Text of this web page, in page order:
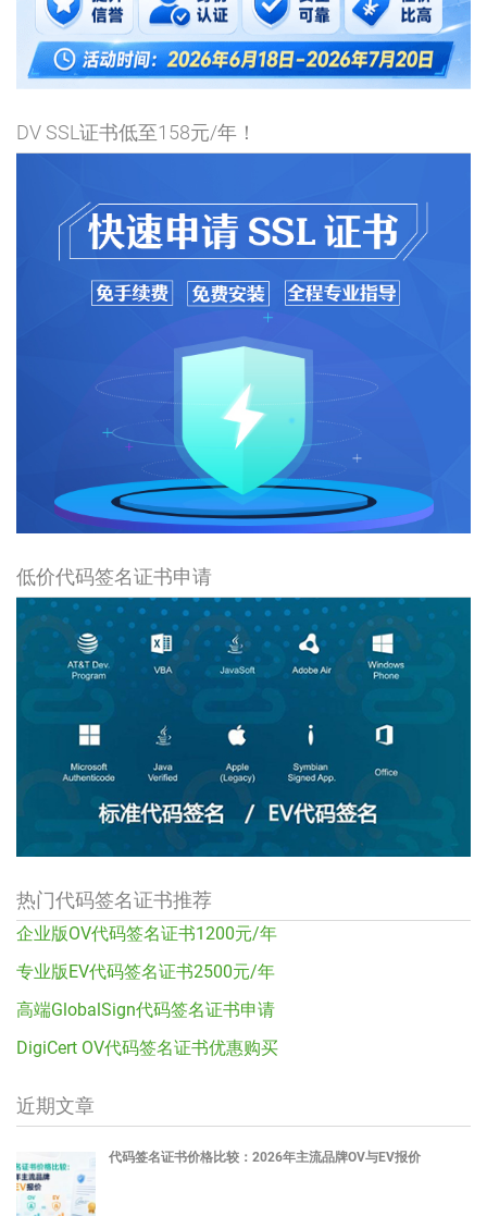
DV SSL证书低至158元/年！
低价代码签名证书申请
热门代码签名证书推荐
企业版OV代码签名证书1200元/年
专业版EV代码签名证书2500元/年
高端GlobalSign代码签名证书申请
DigiCert OV代码签名证书优惠购买
近期文章
代码签名证书价格比较：2026年主流品牌OV与EV报价